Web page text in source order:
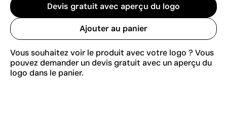
Devis gratuit avec aperçu du logo
Ajouter au panier
Vous souhaitez voir le produit avec votre logo ? Vous
pouvez demander un devis gratuit avec un aperçu du
logo dans le panier.